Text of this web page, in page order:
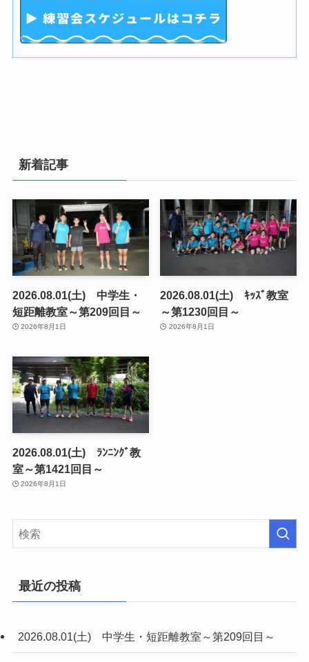
新着記事
2026.08.01(土) 中学生・
短距離教室～第209回目～
2026年8月1日
2026.08.01(土) ｷｯｽﾞ教室
～第1230回目～
2026年8月1日
2026.08.01(土) ﾗﾝﾆﾝｸﾞ教
室～第1421回目～
2026年8月1日
最近の投稿
2026.08.01(土) 中学生・短距離教室～第209回目～